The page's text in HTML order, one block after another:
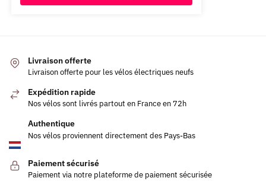
Livraison offerte
Livraison offerte pour les vélos électriques neufs
Expédition rapide
Nos vélos sont livrés partout en France en 72h
Authentique
Nos vélos proviennent directement des Pays-Bas
Paiement sécurisé
Paiement via notre plateforme de paiement sécurisée